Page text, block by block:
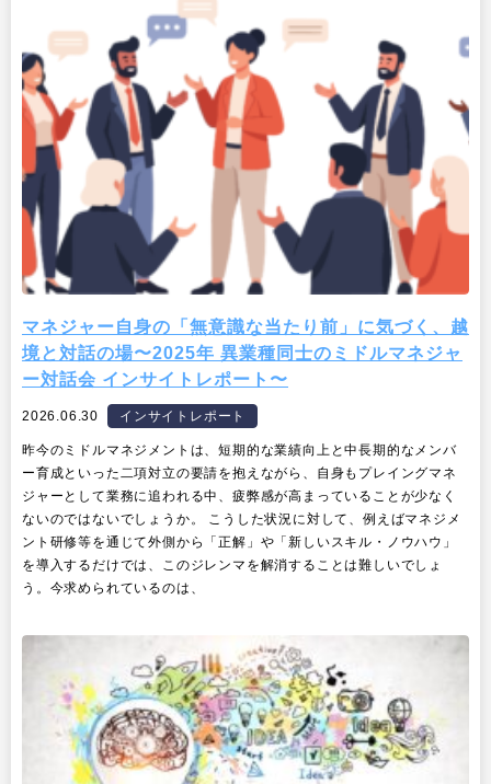
マネジャー自身の「無意識な当たり前」に気づく、越
境と対話の場〜2025年 異業種同士のミドルマネジャ
ー対話会 インサイトレポート〜
2026.06.30 インサイトレポート
昨今のミドルマネジメントは、短期的な業績向上と中長期的なメンバ
ー育成といった二項対立の要請を抱えながら、自身もプレイングマネ
ジャーとして業務に追われる中、疲弊感が高まっていることが少なく
ないのではないでしょうか。 こうした状況に対して、例えばマネジメ
ント研修等を通じて外側から「正解」や「新しいスキル・ノウハウ」
を導入するだけでは、このジレンマを解消することは難しいでしょ
う。今求められているのは、